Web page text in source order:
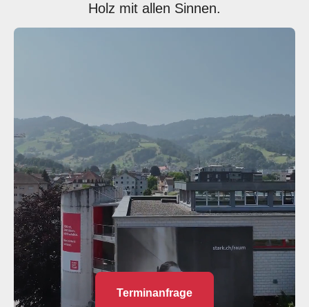
Holz mit allen Sinnen.
Terminanfrage